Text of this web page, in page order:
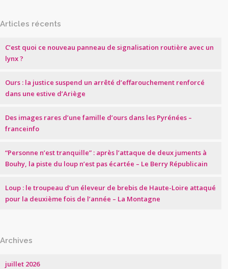
Articles récents
C’est quoi ce nouveau panneau de signalisation routière avec un
lynx ?
Ours : la justice suspend un arrêté d’effarouchement renforcé
dans une estive d’Ariège
Des images rares d’une famille d’ours dans les Pyrénées –
franceinfo
“Personne n’est tranquille” : après l’attaque de deux juments à
Bouhy, la piste du loup n’est pas écartée – Le Berry Républicain
Loup : le troupeau d’un éleveur de brebis de Haute-Loire attaqué
pour la deuxième fois de l’année – La Montagne
Archives
juillet 2026